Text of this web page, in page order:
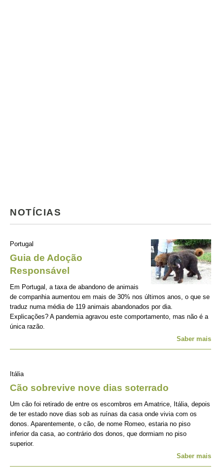
NOTÍCIAS
Portugal
Guia de Adoção
Responsável
Em Portugal, a taxa de abandono de animais
de companhia aumentou em mais de 30% nos últimos anos, o que se
traduz numa média de 119 animais abandonados por dia.
Explicações? A pandemia agravou este comportamento, mas não é a
única razão.
Saber mais
Itália
Cão sobrevive nove dias soterrado
Um cão foi retirado de entre os escombros em Amatrice, Itália, depois
de ter estado nove dias sob as ruínas da casa onde vivia com os
donos. Aparentemente, o cão, de nome Romeo, estaria no piso
inferior da casa, ao contrário dos donos, que dormiam no piso
superior.
Saber mais